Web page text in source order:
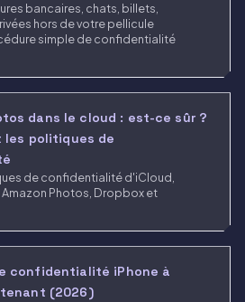
bancaires, chats, billets,
hors de votre pellicule
simple de confidentialité
dans le cloud : est-ce sûr ?
les politiques de
de confidentialité d'iCloud,
Photos, Dropbox et
confidentialité iPhone à
(2026)